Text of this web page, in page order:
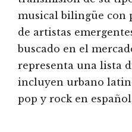
musical bilingüe con
de artistas
buscado en el
representa una lista
incluyen urbano
pop y rock en español